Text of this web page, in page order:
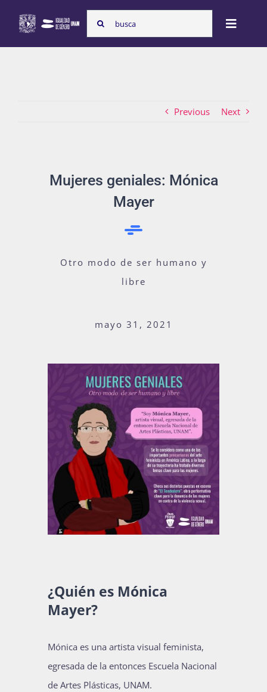
content
Search
for:
Toggle
Atención de la violencia de género
Cursos
La Boletina
Blog
Recursos
Súmate
Bienvenida generación 2027-1
Previous Next
Mujeres geniales: Mónica
Mayer
Otro modo de ser humano y
libre
mayo 31, 2021
¿Quién es Mónica
Mayer?
Mónica es una artista visual feminista,
egresada de la entonces Escuela Nacional
de Artes Plásticas, UNAM.